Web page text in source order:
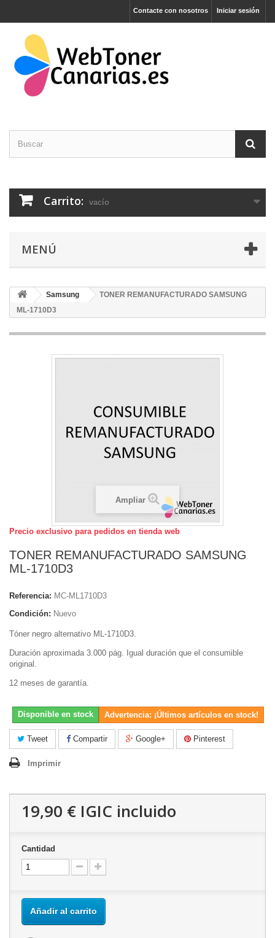
Iniciar sesión
Contacte con nosotros
Carrito: vacío
MENÚ
Samsung
TONER REMANUFACTURADO SAMSUNG
ML-1710D3
Ampliar
Precio exclusivo para pedidos en tienda web
TONER REMANUFACTURADO SAMSUNG
ML-1710D3
Referencia: MC-ML1710D3
Condición: Nuevo
Tóner negro alternativo ML-1710D3.
Duración aproximada 3.000 pág. Igual duración que el consumible
original.
12 meses de garantía.
Disponible en stock Advertencia: ¡Últimos artículos en stock!
Tweet Compartir Google+ Pinterest
Imprimir
19,90 € IGIC incluido
Cantidad
Añadir al carrito